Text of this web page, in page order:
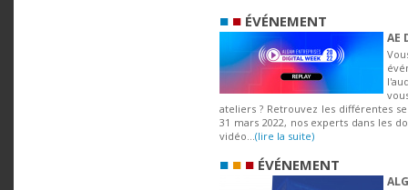
■ ■ ÉVÉNEMENT
AE
ateliers ? Retrouvez les différentes
31 mars 2022, nos experts dans les
vidéo...(lire la suite)
■ ■ ■ ÉVÉNEMENT